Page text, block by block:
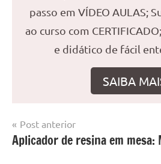
passo em VÍDEO AULAS;
ao curso com
e didático de fácil
SAIBA
Marcado
com
Mesa
resinada
Navegação
de
Post anterior
Aplicador de resina em mesa: